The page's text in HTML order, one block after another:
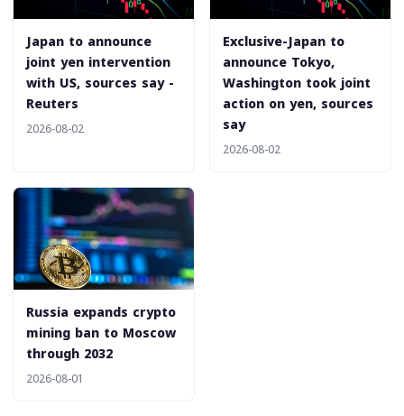
Japan to announce
joint yen intervention
with US, sources say -
Reuters
2026-08-02
Exclusive-Japan to
announce Tokyo,
Washington took joint
action on yen, sources
say
2026-08-02
Russia expands crypto
mining ban to Moscow
through 2032
2026-08-01